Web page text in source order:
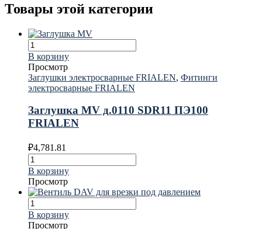
Товары этой категории
В корзину
Просмотр
Заглушки электросварные FRIALEN, Фитинги
электросварные FRIALEN
Заглушка MV д.0110 SDR11 ПЭ100
FRIALEN
₽4,781.81
В корзину
Просмотр
В корзину
Просмотр